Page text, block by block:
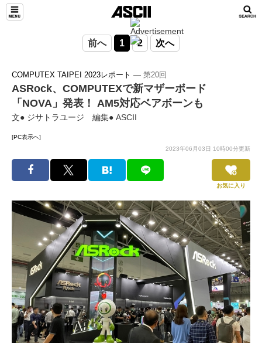
前へ 1 2 次へ
COMPUTEX TAIPEI 2023レポート ― 第20回
ASRock、COMPUTEXで新マザーボード
「NOVA」発表！ AM5対応ベアボーンも
文● ジサトラユージ 編集● ASCII
[PC表示へ]
2023年06月03日 10時00分更新
お気に入り